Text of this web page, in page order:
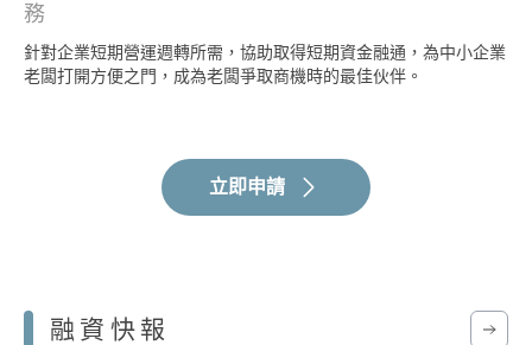
務
針對企業短期營運週轉所需，協助取得短期資金融通，為中小企業
老闆打開方便之門，成為老闆爭取商機時的最佳伙伴。
立即申請
融資快報